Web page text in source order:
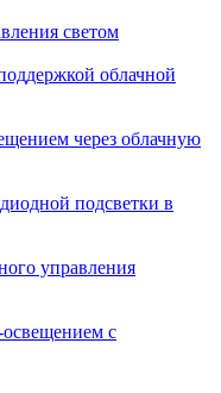
светом
облачной
через облачную
подсветки в
управления
с